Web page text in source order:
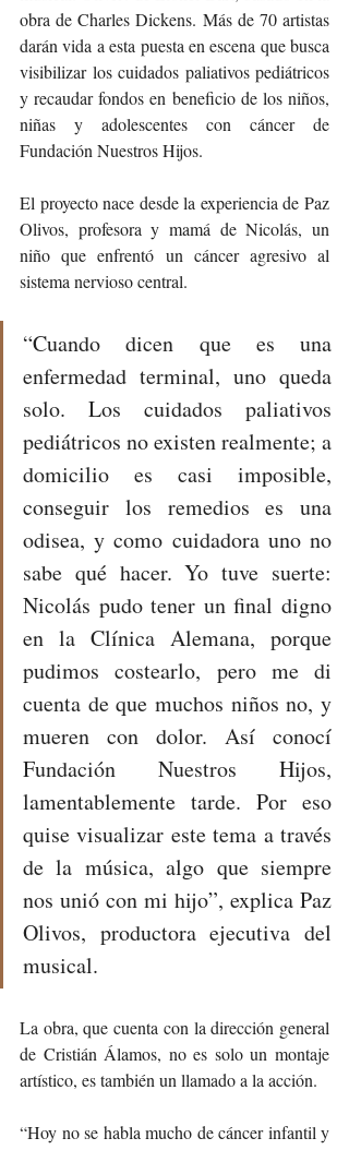
obra de Charles Dickens. Más de 70 artistas
darán vida a esta puesta en escena que busca
visibilizar los cuidados paliativos pediátricos
y recaudar fondos en beneficio de los niños,
niñas y adolescentes con cáncer de
Fundación Nuestros Hijos.
El proyecto nace desde la experiencia de Paz
Olivos, profesora y mamá de Nicolás, un
niño que enfrentó un cáncer agresivo al
sistema nervioso central.
“Cuando dicen que es una
enfermedad terminal, uno queda
solo. Los cuidados paliativos
pediátricos no existen realmente; a
domicilio es casi imposible,
conseguir los remedios es una
odisea, y como cuidadora uno no
sabe qué hacer. Yo tuve suerte:
Nicolás pudo tener un final digno
en la Clínica Alemana, porque
pudimos costearlo, pero me di
cuenta de que muchos niños no, y
mueren con dolor. Así conocí
Fundación Nuestros Hijos,
lamentablemente tarde. Por eso
quise visualizar este tema a través
de la música, algo que siempre
nos unió con mi hijo”, explica Paz
Olivos, productora ejecutiva del
musical.
La obra, que cuenta con la dirección general
de Cristián Álamos, no es solo un montaje
artístico, es también un llamado a la acción.
“Hoy no se habla mucho de cáncer infantil y